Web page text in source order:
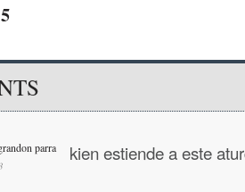
parra kien estiende a este